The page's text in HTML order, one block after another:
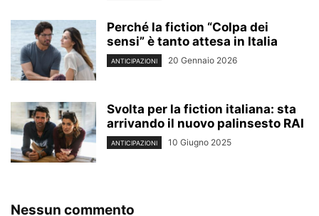
Perché la fiction “Colpa dei
sensi” è tanto attesa in Italia
ANTICIPAZIONI 20 Gennaio 2026
Svolta per la fiction italiana: sta
arrivando il nuovo palinsesto RAI
ANTICIPAZIONI 10 Giugno 2025
Nessun commento